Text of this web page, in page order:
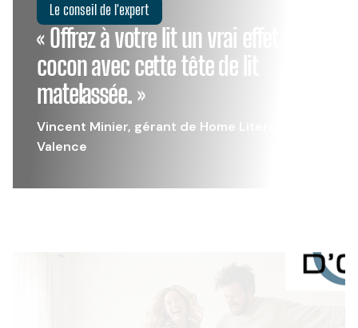
Le conseil de l'expert
« Offrez à votre lit un vrai effet
cocon avec cette tête de lit
matelassée. »
Vincent Minier, gérant de Home Literie à
Valence